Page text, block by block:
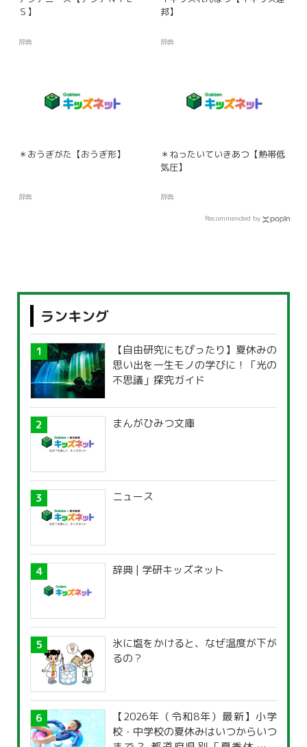
Ｓ】
辞典
邦】
辞典
＊おうぎがた【おうぎ形】
辞典
＊ねったいていきあつ【熱帯低
気圧】
辞典
Recommended by
ランキング
【自由研究にもぴったり】夏休みの
思い出を一生モノの学びに！「光の
不思議」探究ガイド
まんがひみつ文庫
ニュース
辞典 | 学研キッズネット
氷に塩をかけると、なぜ温度が下が
るの？
【2026年（令和8年）最新】小学
校・中学校の夏休みはいつからいつ